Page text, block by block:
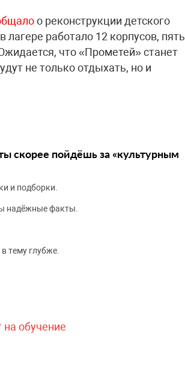
о реконструкции детского
работало 12 корпусов, пять
что «Прометей» станет
не только отдыхать, но и
скорее пойдёшь за «культурным
и подборки.
надёжные факты.
тему глубже.
обучение